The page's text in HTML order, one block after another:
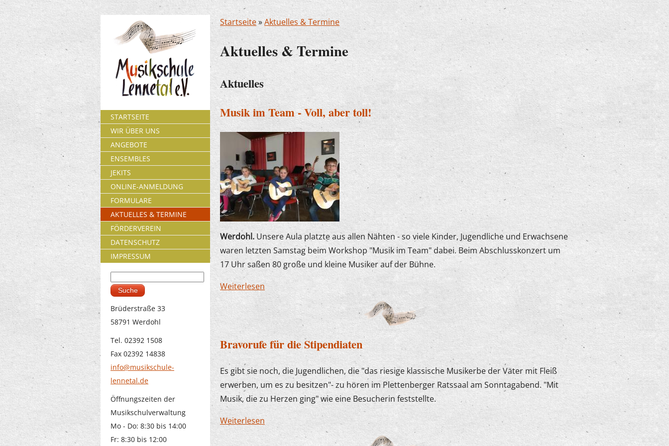
Startseite»Aktuelles & Termine
Aktuelles & Termine
Aktuelles
Musik im Team - Voll, aber toll!
Werdohl. Unsere Aula platzte aus allen Nähten - so viele Kinder, Jugendliche und Erwachsene
waren letzten Samstag beim Workshop "Musik im Team" dabei. Beim Abschlusskonzert um
17 Uhr saßen 80 große und kleine Musiker auf der Bühne.
Weiterlesenüber Musik im Team - Voll, aber toll!
Bravorufe für die Stipendiaten
Es gibt sie noch, die Jugendlichen, die "das riesige klassische Musikerbe der Väter mit Fleiß
erwerben, um es zu besitzen"- zu hören im Plettenberger Ratssaal am Sonntagabend. "Mit
Musik, die zu Herzen ging" wie eine Besucherin feststellte.
Weiterlesen über Bravorufe für die Stipendiaten
STARTSEITE
WIR ÜBER UNS
ANGEBOTE
ENSEMBLES
JEKITS
ONLINE-ANMELDUNG
FORMULARE
AKTUELLES & TERMINE
FÖRDERVEREIN
DATENSCHUTZ
IMPRESSUM
Suchformular
Brüderstraße 33
58791 Werdohl
Tel. 02392 1508
Fax 02392 14838
info@musikschule-
lennetal.de
Öffnungszeiten der
Musikschulverwaltung
Mo - Do: 8:30 bis 14:00
Fr: 8:30 bis 12:00